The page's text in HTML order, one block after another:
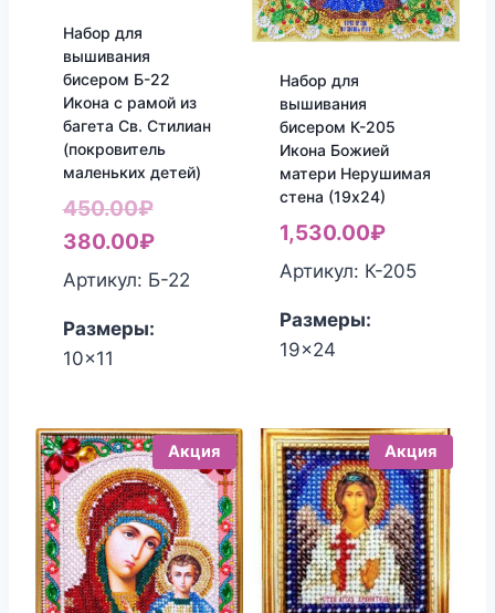
Набор для
вышивания
бисером Б-22
Икона с рамой из
багета Св. Стилиан
(покровитель
маленьких детей)
450.00₽Первоначальная
цена
составляла
380.00₽Текущая
цена:
Артикул: Б-22
Размеры:
10x11
Набор для
вышивания
бисером К-205
Икона Божией
матери Нерушимая
стена (19х24)
1,530.00₽
Артикул: К-205
Размеры:
19x24
Акция Акция